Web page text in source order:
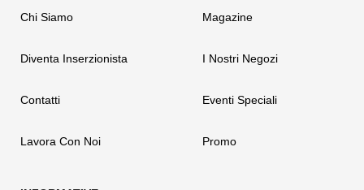
Chi Siamo
Diventa Inserzionista
Contatti
Lavora Con Noi
Magazine
I Nostri Negozi
Eventi Speciali
Promo